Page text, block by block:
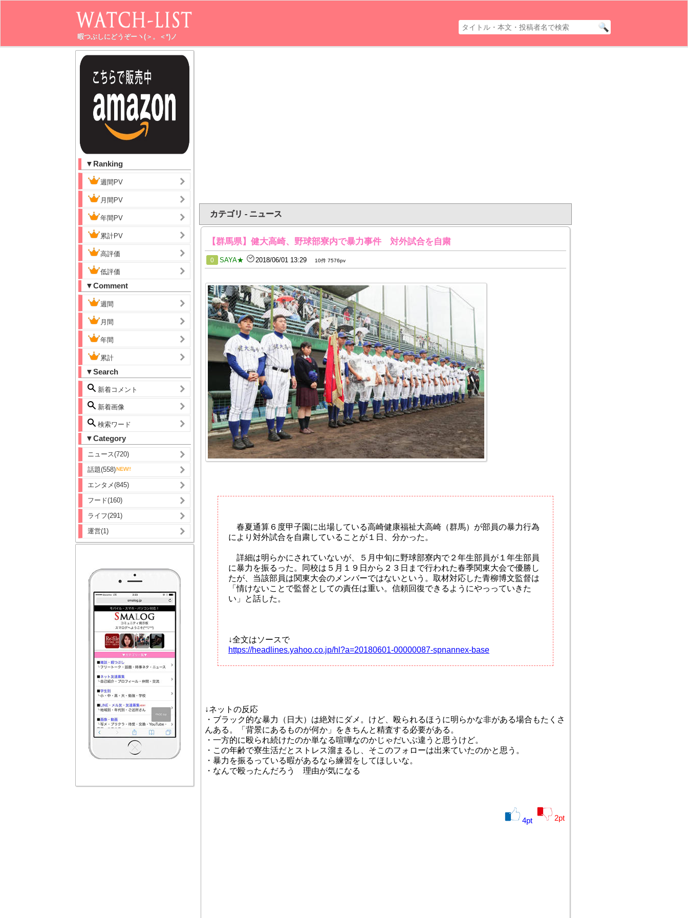
暇つぶしにどうぞーヽ(＞。＜*)ノ
▼Ranking
週間PV
月間PV
年間PV
累計PV
高評価
低評価
▼Comment
週間
月間
年間
累計
▼Search
新着コメント
新着画像
検索ワード
▼Category
ニュース(720)
話題(558)
エンタメ(845)
フード(160)
ライフ(291)
運営(1)
カテゴリ - ニュース
【群馬県】健大高崎、野球部寮内で暴力事件 対外試合を自粛
0 SAYA★ 2018/06/01 13:29 10件 7576pv
春夏通算６度甲子園に出場している高崎健康福祉大高崎（群馬）が部員の暴力行為
により対外試合を自粛していることが１日、分かった。
詳細は明らかにされていないが、５月中旬に野球部寮内で２年生部員が１年生部員
に暴力を振るった。同校は５月１９日から２３日まで行われた春季関東大会で優勝し
たが、当該部員は関東大会のメンバーではないという。取材対応した青柳博文監督は
「情けないことで監督としての責任は重い。信頼回復できるようにやっっていきた
い」と話した。
↓全文はソースで
https://headlines.yahoo.co.jp/hl?a=20180601-00000087-spnannex-base
↓ネットの反応
・ブラック的な暴力（日大）は絶対にダメ。けど、殴られるほうに明らかな非がある場合もたくさ
んある。「背景にあるものが何か」をきちんと精査する必要がある。
・一方的に殴られ続けたのか単なる喧嘩なのかじゃだいぶ違うと思うけど。
・この年齢で寮生活だとストレス溜まるし、そこのフォローは出来ていたのかと思う。
・暴力を振るっている暇があるなら練習をしてほしいな。
・なんで殴ったんだろう 理由が気になる
4pt 2pt